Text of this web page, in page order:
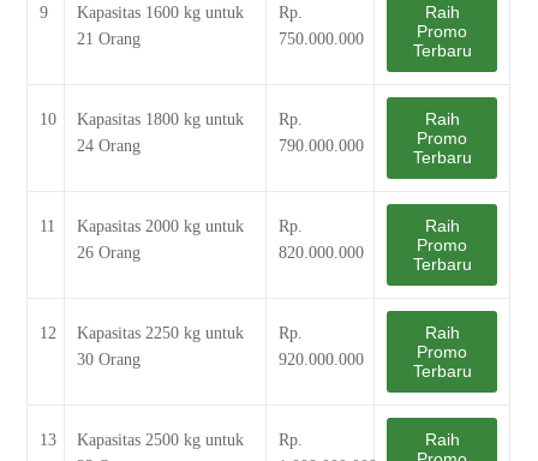
9
Kapasitas 1600 kg untuk
21 Orang
Rp.
750.000.000
Raih
Promo
Terbaru
10
Kapasitas 1800 kg untuk
24 Orang
Rp.
790.000.000
Raih
Promo
Terbaru
11
Kapasitas 2000 kg untuk
26 Orang
Rp.
820.000.000
Raih
Promo
Terbaru
12
Kapasitas 2250 kg untuk
30 Orang
Rp.
920.000.000
Raih
Promo
Terbaru
13
Kapasitas 2500 kg untuk
Rp.
Raih